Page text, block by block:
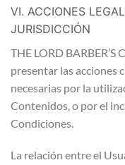
VI. ACCIONES
JURISDICCIÓN
THE LORD BARBER’S
presentar las acciones
necesarias por la
Contenidos, o por el
Condiciones.
La relación entre el